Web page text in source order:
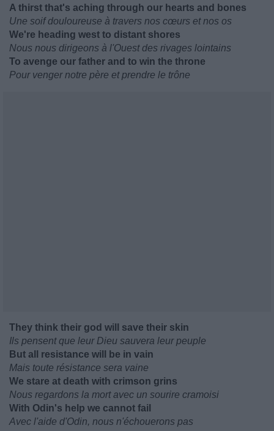
A thirst that's aching through our hearts and bones
Une soif douloureuse à travers nos cœurs et nos os
We're heading west to distant shores
Nous nous dirigeons à l'Ouest des rivages lointains
To avenge our father and to win the throne
Pour venger notre père et prendre le trône
They think their god will save their skin
Ils pensent que leur Dieu sauvera leur peuple
But all resistance will be in vain
Mais toute résistance sera vaine
We stare at death with crimson grins
Nous regardons la mort avec un sourire cramoisi
With Odin's help we cannot fail
Avec l'aide d'Odin, nous n'échouerons pas